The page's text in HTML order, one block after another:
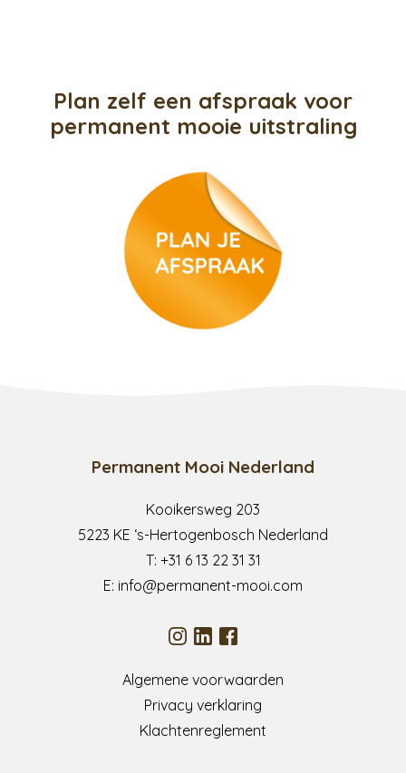
permanente make-up
medische tatoeage
Plan zelf een afspraak voor
permanent mooie uitstraling
Permanent Mooi Nederland
Kooikersweg 203
5223 KE ‘s-Hertogenbosch Nederland
T: +31 6 13 22 31 31
E: info@permanent-mooi.com
Algemene voorwaarden
Privacy verklaring
Klachtenreglement